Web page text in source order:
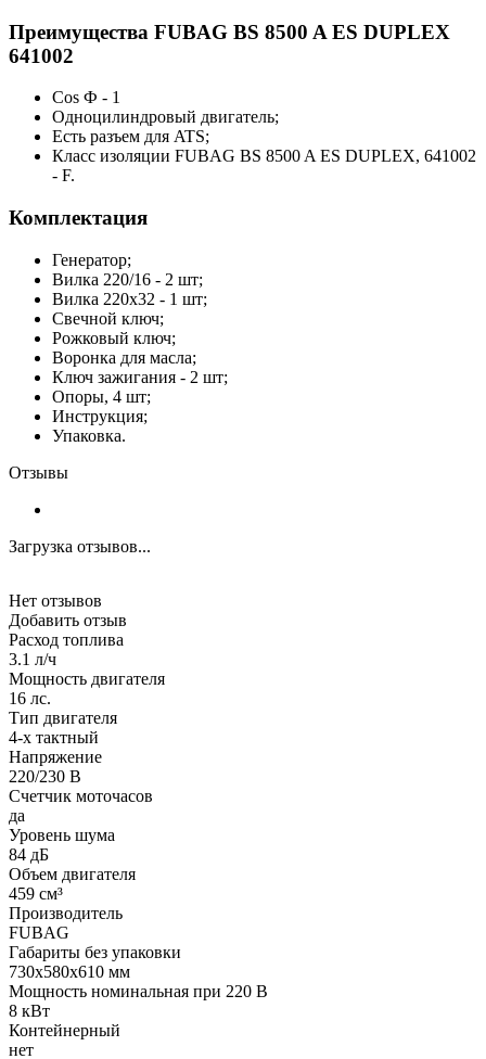
Преимущества FUBAG BS 8500 A ES DUPLEX
641002
Cos Ф - 1
Одноцилиндровый двигатель;
Есть разъем для ATS;
Класс изоляции FUBAG BS 8500 A ES DUPLEX, 641002
- F.
Комплектация
Генератор;
Вилка 220/16 - 2 шт;
Вилка 220х32 - 1 шт;
Свечной ключ;
Рожковый ключ;
Воронка для масла;
Ключ зажигания - 2 шт;
Опоры, 4 шт;
Инструкция;
Упаковка.
Отзывы
Загрузка отзывов...
Нет отзывов
Добавить отзыв
Расход топлива
3.1 л/ч
Мощность двигателя
16 лс.
Тип двигателя
4-х тактный
Напряжение
220/230 В
Счетчик моточасов
да
Уровень шума
84 дБ
Объем двигателя
459 см³
Производитель
FUBAG
Габариты без упаковки
730х580х610 мм
Мощность номинальная при 220 В
8 кВт
Контейнерный
нет